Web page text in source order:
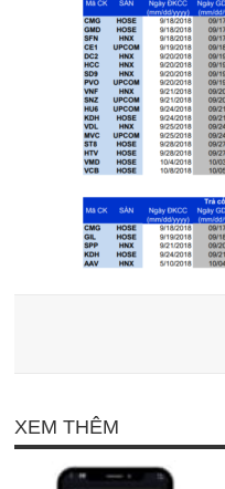
XEM THÊM